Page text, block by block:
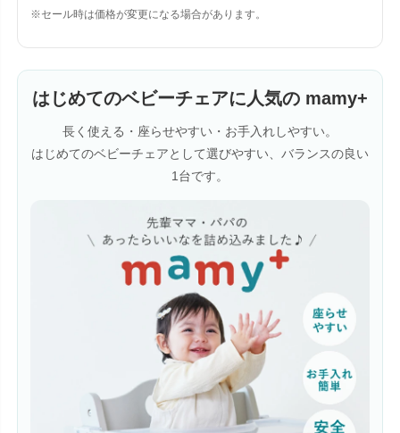
※セール時は価格が変更になる場合があります。
はじめてのベビーチェアに人気の mamy+
長く使える・座らせやすい・お手入れしやすい。
はじめてのベビーチェアとして選びやすい、バランスの良い
1台です。